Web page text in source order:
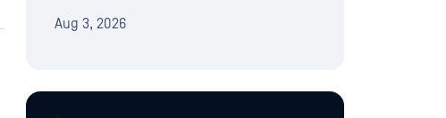
Aug 3, 2026